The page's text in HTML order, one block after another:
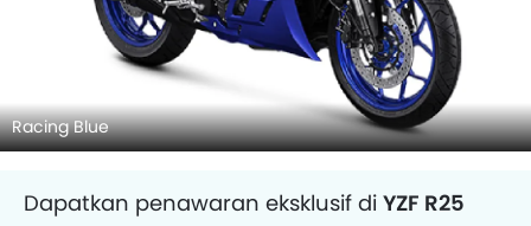
Racing Blue
Dapatkan penawaran eksklusif di YZF R25